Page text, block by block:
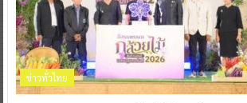
ข่าวทั่วไทย